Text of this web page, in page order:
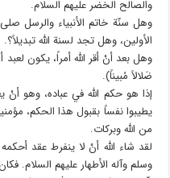
والصالح الخضر عليهم السلام.
وهل سنّة خاتم الأنبياء والرسل
الأولين، وهل تجد لسنة الله تبديلاً؟.
وهل بعد أنْ أقر الله أمراً، يكون
ضَلالاً مُبيناً).
إذا هو حكم الله في عباده، وهو أنْ
يطيبوا نفساً بقبول هذا الحكم،
من الله وبركات.
لقد شاء الله أنْ لا ينفرط عقد أحكمه
وسلم وآله الأطهار عليهم السلام.